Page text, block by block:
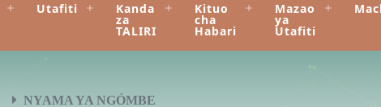
Utafiti Kanda
za
TALIRI
Kituo
cha
Habari
Mazao
ya
Utafiti
NYAMA YA NGÓMBE